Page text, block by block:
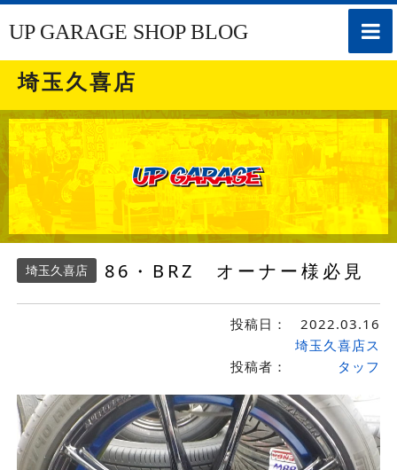
toggle
UP GARAGE SHOP BLOG
埼玉久喜店
埼玉久喜店 86・BRZ オーナー様必見
投稿日： 2022.03.16
投稿者：
埼玉久喜店ス
タッフ